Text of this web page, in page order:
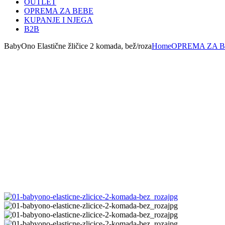
OUTLET
OPREMA ZA BEBE
KUPANJE I NJEGA
B2B
BabyOno Elastične žličice 2 komada, bež/rozaHomeOPREMA ZA